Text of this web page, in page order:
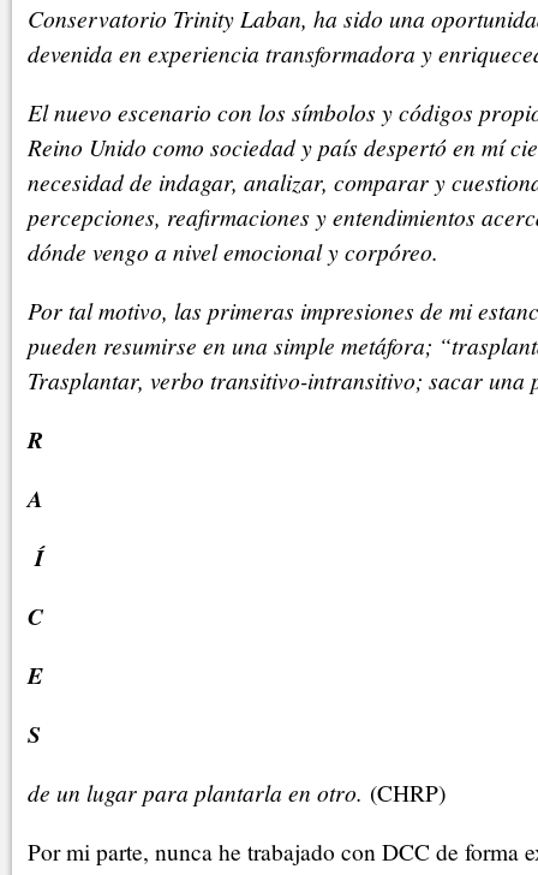
Conservatorio Trinity Laban, ha sido una
devenida en experiencia transformadora y
El nuevo escenario con los símbolos y códigos
Reino Unido como sociedad y país despertó en mí
necesidad de indagar, analizar, comparar y
percepciones, reafirmaciones y entendimientos
dónde vengo a nivel emocional y corpóreo.
Por tal motivo, las primeras impresiones de mi
pueden resumirse en una simple metáfora;
Trasplantar, verbo transitivo-intransitivo; sacar una
R
A
Í
C
E
S
de un lugar para plantarla en otro. (CHRP)
Por mi parte, nunca he trabajado con DCC de forma